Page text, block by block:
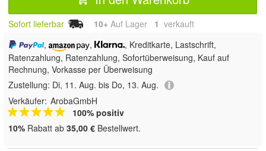
Sofort lieferbar 10+ Auf Lager 1 verkauft
,
,
, Kreditkarte, Lastschrift,
Ratenzahlung, Ratenzahlung, Sofortüberweisung, Kauf auf
Rechnung, Vorkasse per Überweisung
Zustellung: Di, 11. Aug. bis Do, 13. Aug.
Verkäufer: ArobaGmbH
100% positiv
10% Rabatt ab 35,00 € Bestellwert.